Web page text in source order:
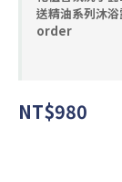
送精油系列沐
order
NT$980